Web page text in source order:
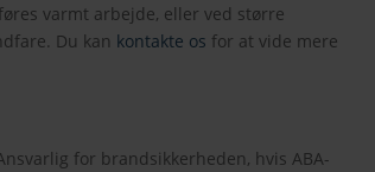
varmt arbejde, eller ved større
Du kan kontakte os for at vide mere
for brandsikkerheden, hvis ABA-